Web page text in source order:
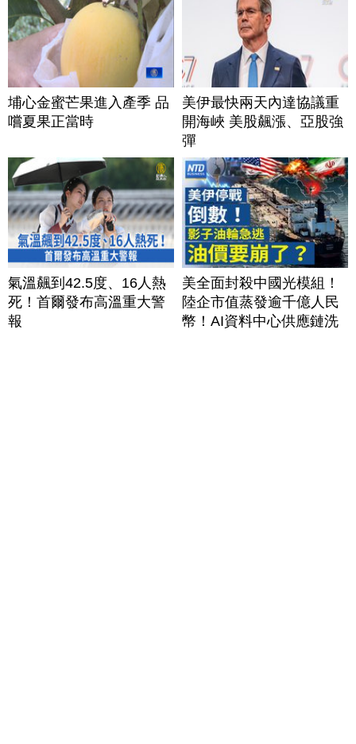
埔心金蜜芒果進入產季 品
嚐夏果正當時
美伊最快兩天內達協議重
開海峽 美股飆漲、亞股強
彈
氣溫飆到42.5度、16人熱
死！首爾發布高溫重大警
報
美全面封殺中國光模組！
陸企市值蒸發逾千億人民
幣！AI資料中心供應鏈洗